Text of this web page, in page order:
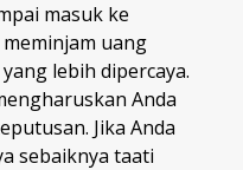
masuk ke
uang
lebih dipercaya.
Anda
Jika Anda
sebaiknya taati